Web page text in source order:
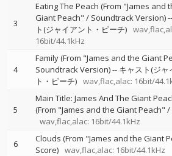
3
Eating The Peach (From "James and
Giant Peach" / Soundtrack Version)--
ト(ジャイアント・ピーチ)
16bit/44.1kHz
4
Family (From "James and the Giant
Soundtrack Version)-- キャスト(ジャ
ト・ピーチ) wav,flac,alac: 16bit/
5
Main Title: James And The Giant
(From "James and the Giant Peach" /
wav,flac,alac: 16bit/44.1kHz
6
Clouds (From "James and the Giant
Score) wav,flac,alac: 16bit/44.1kHz